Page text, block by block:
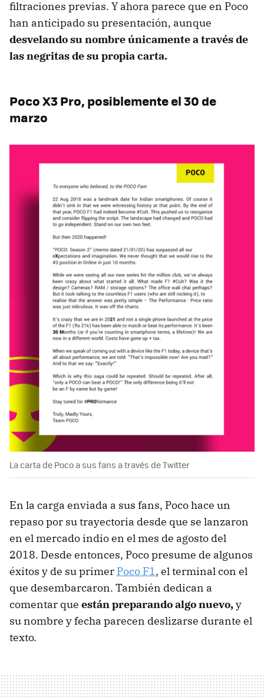
filtraciones previas. Y ahora parece que en Poco
han anticipado su presentación, aunque
desvelando su nombre únicamente a través de
las negritas de su propia carta.
Poco X3 Pro, posiblemente el 30 de
marzo
La carta de Poco a sus fans a través de Twitter
En la carga enviada a sus fans, Poco hace un
repaso por su trayectoria desde que se lanzaron
en el mercado indio en el mes de agosto del
2018. Desde entonces, Poco presume de algunos
éxitos y de su primer Poco F1, el terminal con el
que desembarcaron. También dedican a
comentar que están preparando algo nuevo,y
su nombre y fecha parecen deslizarse durante el
texto.